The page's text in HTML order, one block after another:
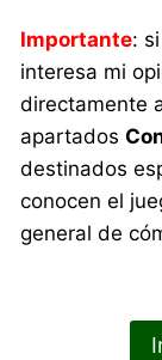
Importante:
interesa mi
directamente
apartados
destinados
conocen el
general de